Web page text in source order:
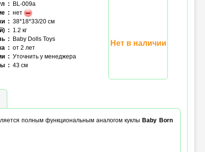
: BL-009a
: нет
: 38*18*33/20 см
: 1.2 кг
: Baby Dolls Toys
: от 2 лет
: Уточнить у менеджера
: 43 см
Нет в наличии
полным функциональным аналогом куклы Baby Born